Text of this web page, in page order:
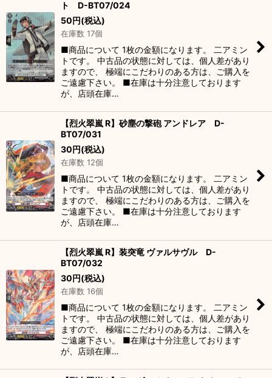
ト D-BT07/024
50円(税込)
在庫数 17個
■商品について 1枚の金額になります。 二アミン
トです。 中古品の状態に対しては、個人差があり
ますので、 極端にこだわりのある方は、ご購入を
ご遠慮下さい。 ■在庫は十分注意しております
が、店頭在庫…
【烈火翠嵐 R】砂塵の撃砲 アンドレア D-
BT07/031
30円(税込)
在庫数 12個
■商品について 1枚の金額になります。 二アミン
トです。 中古品の状態に対しては、個人差があり
ますので、 極端にこだわりのある方は、ご購入を
ご遠慮下さい。 ■在庫は十分注意しております
が、店頭在庫…
【烈火翠嵐 R】装突竜 ヴァルサヴル D-
BT07/032
30円(税込)
在庫数 16個
■商品について 1枚の金額になります。 二アミン
トです。 中古品の状態に対しては、個人差があり
ますので、 極端にこだわりのある方は、ご購入を
ご遠慮下さい。 ■在庫は十分注意しております
が、店頭在庫…